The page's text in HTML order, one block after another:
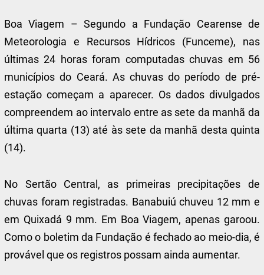
Boa Viagem – Segundo a Fundação Cearense de
Meteorologia e Recursos Hídricos (Funceme), nas
últimas 24 horas foram computadas chuvas em 56
municípios do Ceará. As chuvas do período de pré-
estação começam a aparecer. Os dados divulgados
compreendem ao intervalo entre as sete da manhã da
última quarta (13) até às sete da manhã desta quinta
(14).
No Sertão Central, as primeiras precipitações de
chuvas foram registradas. Banabuiú chuveu 12 mm e
em Quixadá 9 mm. Em Boa Viagem, apenas garoou.
Como o boletim da Fundação é fechado ao meio-dia, é
provável que os registros possam ainda aumentar.